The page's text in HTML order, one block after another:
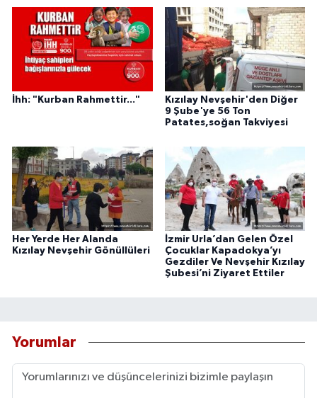
İhh: "Kurban Rahmettir..."
Kızılay Nevşehir'den Diğer
9 Şube'ye 56 Ton
Patates,soğan Takviyesi
Her Yerde Her Alanda
Kızılay Nevşehir Gönüllüleri
İzmir Urla’dan Gelen Özel
Çocuklar Kapadokya’yı
Gezdiler Ve Nevşehir Kızılay
Şubesi’ni Ziyaret Ettiler
Yorumlar